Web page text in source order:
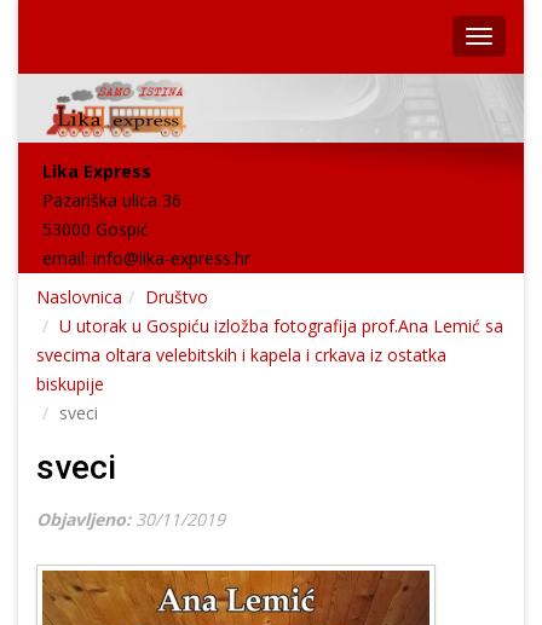
Lika Express
Pazariška ulica 36
53000 Gospić
email: info@lika-express.hr
Naslovnica
Društvo
U utorak u Gospiću izložba fotografija prof.Ana Lemić sa
svecima oltara velebitskih i kapela i crkava iz ostatka
biskupije
sveci
sveci
Objavljeno: 30/11/2019